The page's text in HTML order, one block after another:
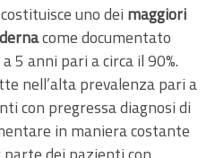
uno dei maggiori
come documentato
5 anni pari a circa il 90%.
nell’alta prevalenza pari a
con pregressa diagnosi di
in maniera costante